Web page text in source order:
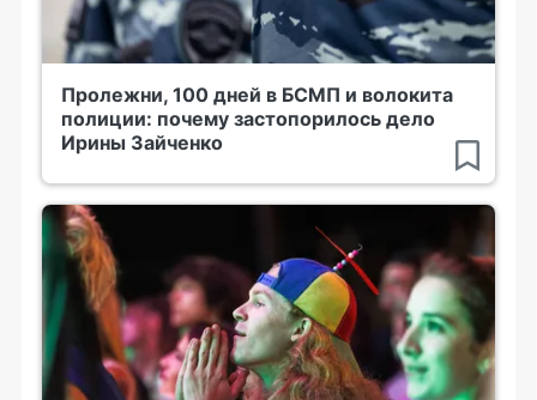
Пролежни, 100 дней в БСМП и волокита
полиции: почему застопорилось дело
Ирины Зайченко